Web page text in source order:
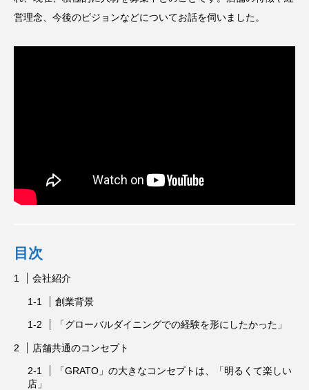
営理念、今後のビジョンなどについてお話を伺いました。
目次
会社紹介
創業背景
「グローバルダイニングでの経験を形にしたかった」
店舗共通のコンセプト
「GRATO」の大きなコンセプトは、「明るくて楽しい
店」